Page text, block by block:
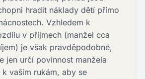
hradit náklady dětí přímo
Vzhledem k
v příjmech (manžel cca
je však pravděpodobné,
jen určí povinnost manžela
vašim rukám, aby se